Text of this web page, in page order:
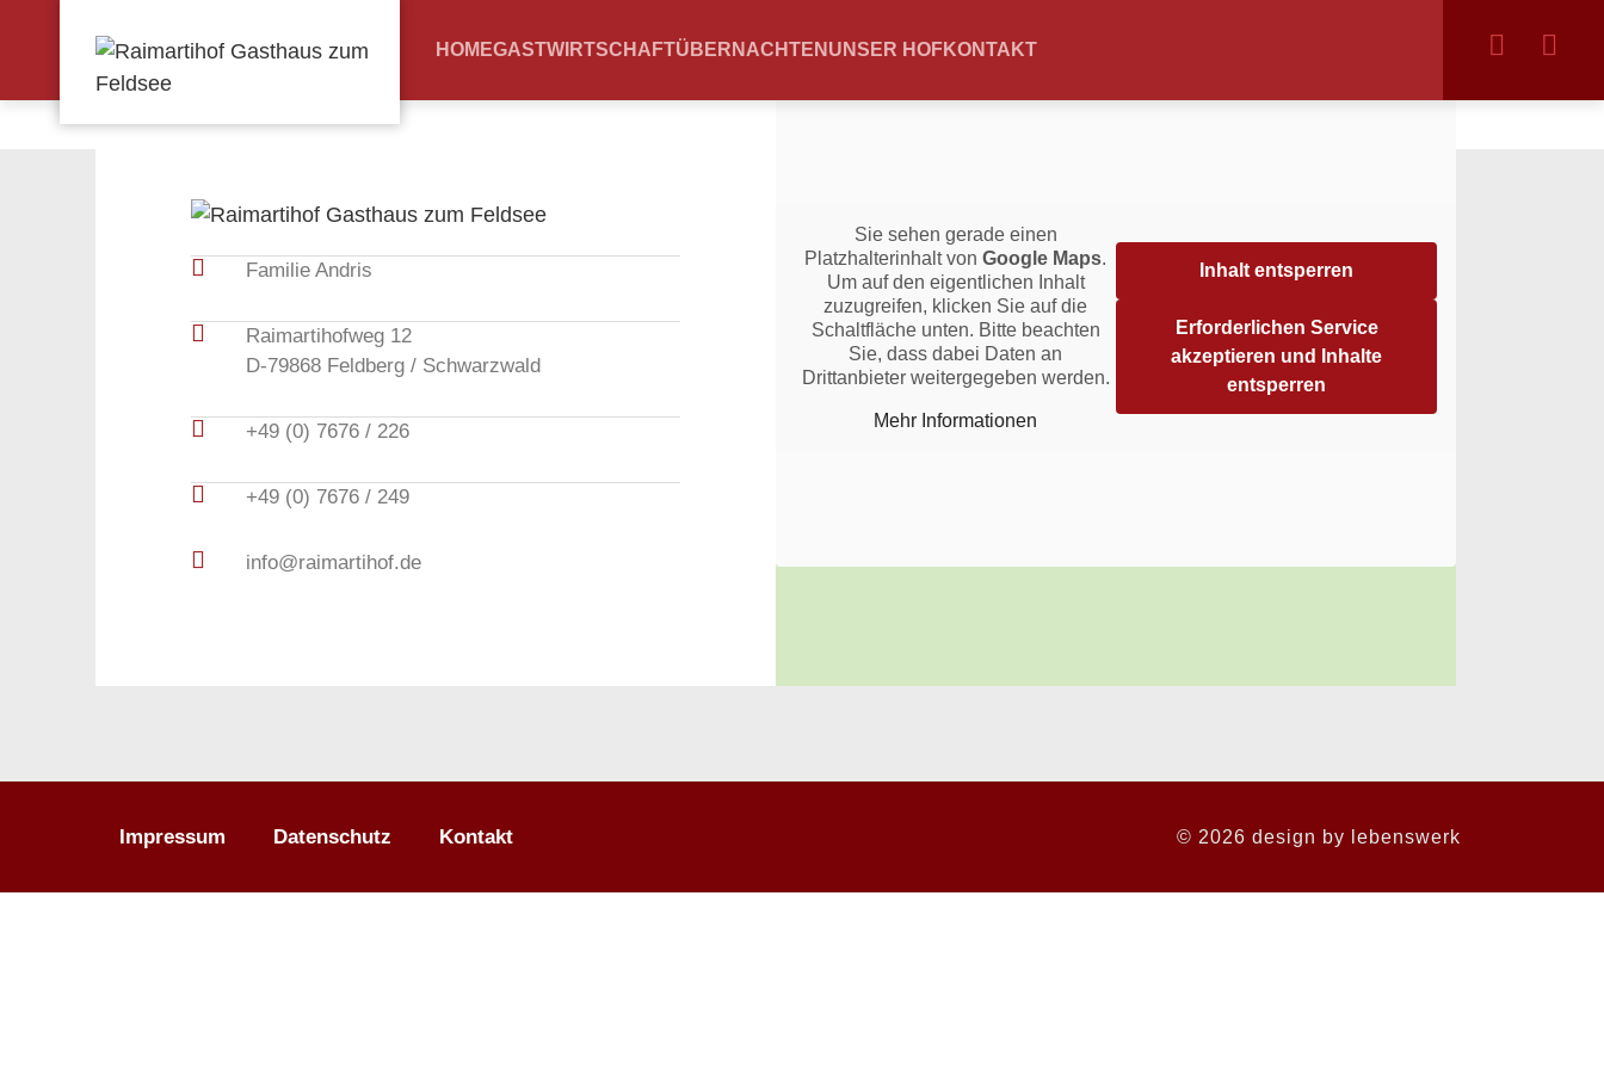
HOMEGASTWIRTSCHAFTÜBERNACHTEN UNSER HOFKONTAKT
Familie Andris
Raimartihofweg 12
D-79868 Feldberg / Schwarzwald
+49 (0) 7676 / 226
+49 (0) 7676 / 249
info@raimartihof.de
Sie sehen gerade einen
Platzhalterinhalt von Google Maps.
Um auf den eigentlichen Inhalt
zuzugreifen, klicken Sie auf die
Schaltfläche unten. Bitte beachten
Sie, dass dabei Daten an
Drittanbieter weitergegeben werden.
Mehr Informationen
Inhalt entsperren
Erforderlichen Service
akzeptieren und Inhalte
entsperren
Impressum Datenschutz Kontakt © 2026 design by lebenswerk